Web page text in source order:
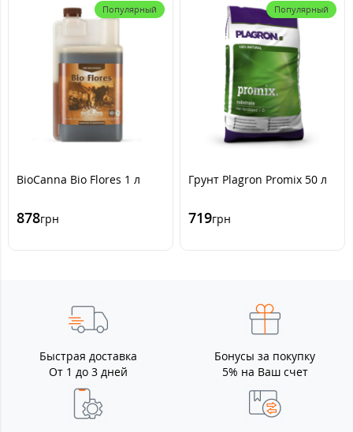
Популярный
BioCanna Bio Flores 1 л
878грн
Популярный
Грунт Plagron Promix 50 л
719грн
Быстрая доставка
От 1 до 3 дней
Бонусы за покупку
5% на Ваш счет